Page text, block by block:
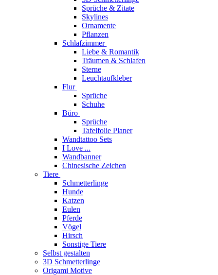
Sprüche & Zitate
Skylines
Ornamente
Pflanzen
Schlafzimmer
Liebe & Romantik
Träumen & Schlafen
Sterne
Leuchtaufkleber
Flur
Sprüche
Schuhe
Büro
Sprüche
Tafelfolie Planer
Wandtattoo Sets
I Love ...
Wandbanner
Chinesische Zeichen
Tiere
Schmetterlinge
Hunde
Katzen
Eulen
Pferde
Vögel
Hirsch
Sonstige Tiere
Selbst gestalten
3D Schmetterlinge
Origami Motive